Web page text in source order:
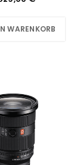
WARENKORB